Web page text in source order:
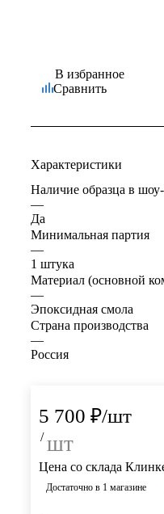
В избранное
Сравнить
Характеристики
Наличие образца в
—
Да
Минимальная партия
—
1 штука
Материал (основной
—
Эпоксидная смола
Страна производства
—
Россия
5 700 ₽/шт
/ шт
Цена со склада
Достаточно в 1 магазине